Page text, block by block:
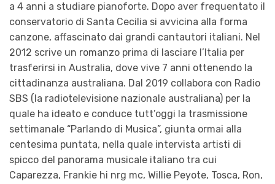
a 4 anni a studiare pianoforte. Dopo aver frequentato il
conservatorio di Santa Cecilia si avvicina alla forma
canzone, affascinato dai grandi cantautori italiani. Nel
2012 scrive un romanzo prima di lasciare l’Italia per
trasferirsi in Australia, dove vive 7 anni ottenendo la
cittadinanza australiana. Dal 2019 collabora con Radio
SBS (la radiotelevisione nazionale australiana) per la
quale ha ideato e conduce tutt’oggi la trasmissione
settimanale “Parlando di Musica”, giunta ormai alla
centesima puntata, nella quale intervista artisti di
spicco del panorama musicale italiano tra cui
Caparezza, Frankie hi nrg mc, Willie Peyote, Tosca, Ron,